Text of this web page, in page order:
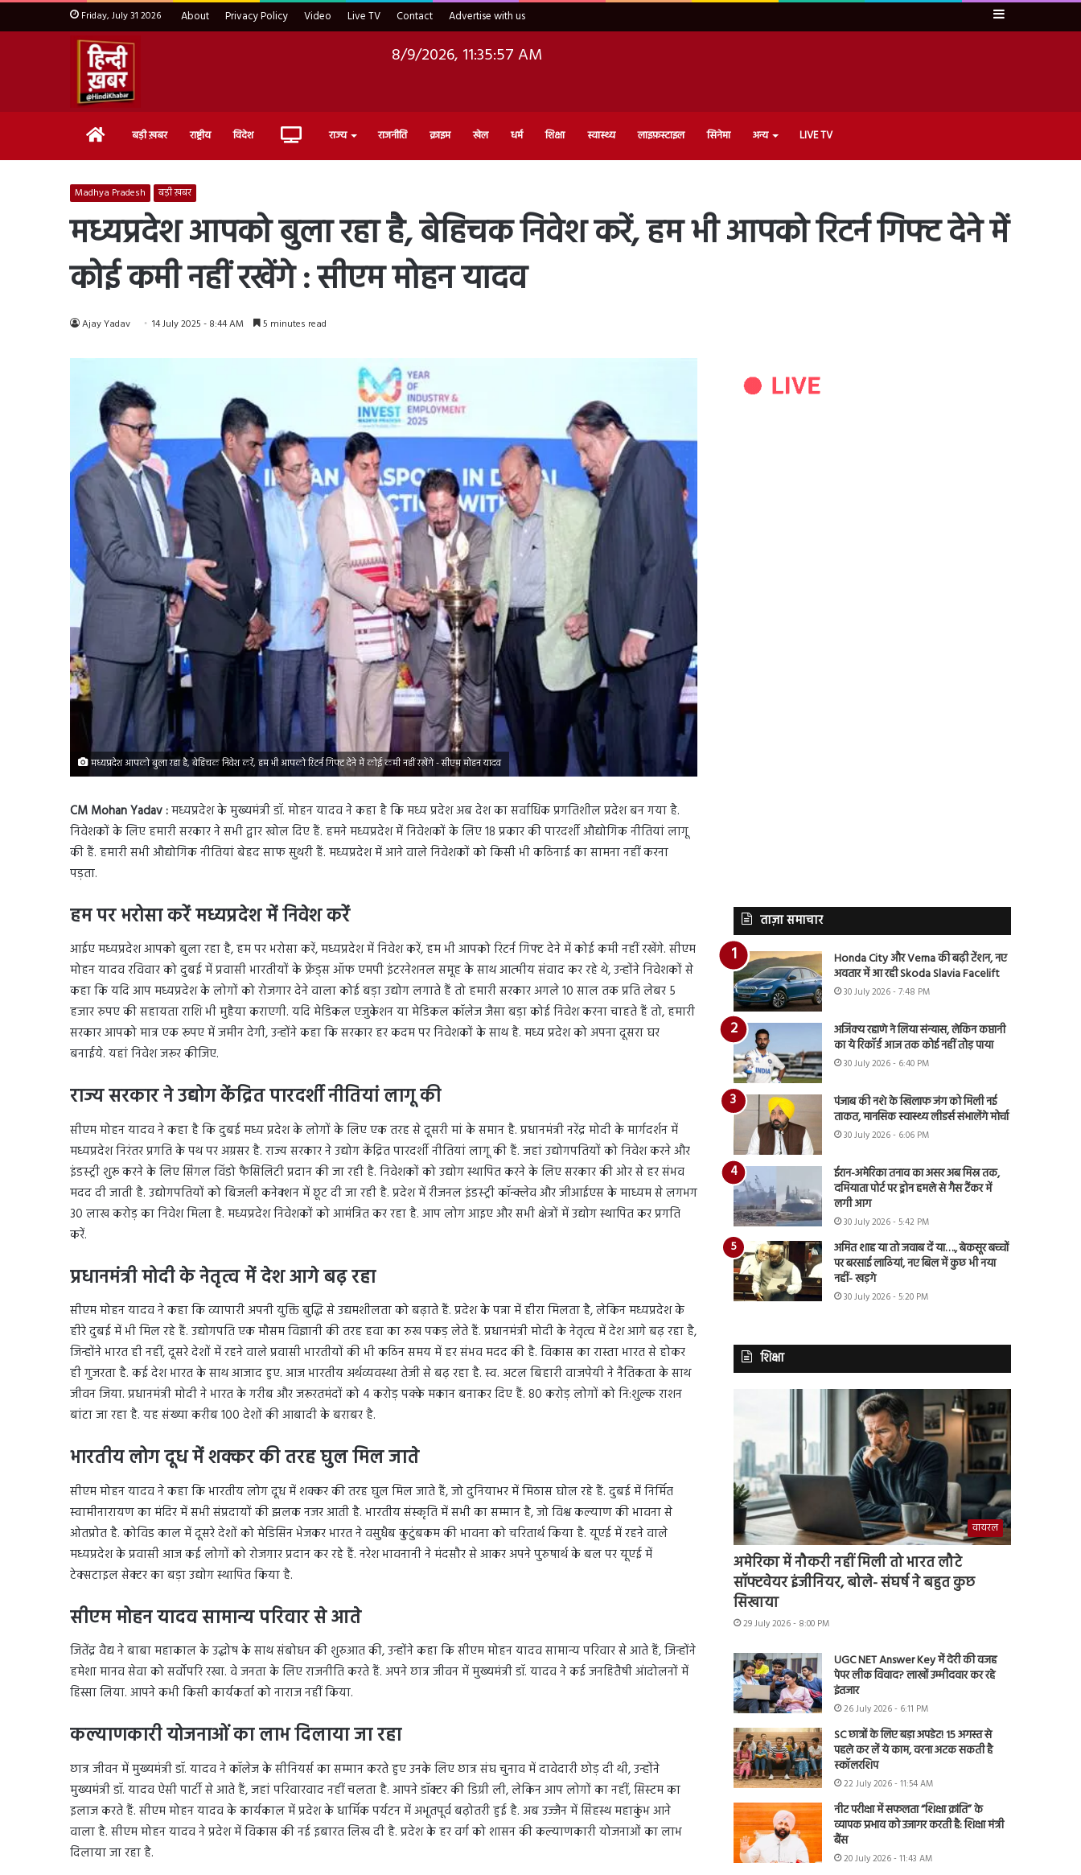
Friday, July 31 2026 About Privacy Policy Video Live TV Contact Advertise with us Sidebar
8/9/2026, 11:35:59 AM
Home बड़ी ख़बर राष्ट्रीय विदेश Live राज्य राजनीति क्राइम खेल धर्म शिक्षा स्वास्थ्य लाइफ़स्टाइल सिनेमा अन्य LIVE TV
Madhya Pradesh बड़ी ख़बर
मध्यप्रदेश आपको बुला रहा है, बेहिचक निवेश करें, हम भी आपको रिटर्न गिफ्ट देने में
कोई कमी नहीं रखेंगे : सीएम मोहन यादव
Ajay Yadav 14 July 2025 - 8:44 AM 5 minutes read
मध्यप्रदेश आपको बुला रहा है, बेहिचक निवेश करें, हम भी आपको रिटर्न गिफ्ट देने में कोई कमी नहीं रखेंगे - सीएम मोहन यादव
CM Mohan Yadav :मध्यप्रदेश के मुख्यमंत्री डॉ. मोहन यादव ने कहा है कि मध्य प्रदेश अब देश का सर्वाधिक प्रगतिशील प्रदेश बन गया है.
निवेशकों के लिए हमारी सरकार ने सभी द्वार खोल दिए हैं. हमने मध्यप्रदेश में निवेशकों के लिए 18 प्रकार की पारदर्शी औद्योगिक नीतियां लागू
की हैं. हमारी सभी औद्योगिक नीतियां बेहद साफ सुथरी हैं. मध्यप्रदेश में आने वाले निवेशकों को किसी भी कठिनाई का सामना नहीं करना
पड़ता.
हम पर भरोसा करें मध्यप्रदेश में निवेश करें
आईए मध्यप्रदेश आपको बुला रहा है, हम पर भरोसा करें, मध्यप्रदेश में निवेश करें, हम भी आपको रिटर्न गिफ्ट देने में कोई कमी नहीं रखेंगे. सीएम
मोहन यादव रविवार को दुबई में प्रवासी भारतीयों के फ्रेंड्स ऑफ एमपी इंटरनेशनल समूह के साथ आत्मीय संवाद कर रहे थे, उन्होंने निवेशकों से
कहा कि यदि आप मध्यप्रदेश के लोगों को रोजगार देने वाला कोई बड़ा उद्योग लगाते हैं तो हमारी सरकार अगले 10 साल तक प्रति लेबर 5
हजार रुपए की सहायता राशि भी मुहैया कराएगी. यदि मेडिकल एजुकेशन या मेडिकल कॉलेज जैसा बड़ा कोई निवेश करना चाहते हैं तो, हमारी
सरकार आपको मात्र एक रूपए में जमीन देगी, उन्होंने कहा कि सरकार हर कदम पर निवेशकों के साथ है. मध्य प्रदेश को अपना दूसरा घर
बनाईये. यहां निवेश जरूर कीजिए.
राज्य सरकार ने उद्योग केंद्रित पारदर्शी नीतियां लागू की
सीएम मोहन यादव ने कहा है कि दुबई मध्य प्रदेश के लोगों के लिए एक तरह से दूसरी मां के समान है. प्रधानमंत्री नरेंद्र मोदी के मार्गदर्शन में
मध्यप्रदेश निरंतर प्रगति के पथ पर अग्रसर है. राज्य सरकार ने उद्योग केंद्रित पारदर्शी नीतियां लागू की हैं. जहां उद्योगपतियों को निवेश करने और
इंडस्ट्री शुरू करने के लिए सिंगल विंडो फैसिलिटी प्रदान की जा रही है. निवेशकों को उद्योग स्थापित करने के लिए सरकार की ओर से हर संभव
मदद दी जाती है. उद्योगपतियों को बिजली कनेक्शन में छूट दी जा रही है. प्रदेश में रीजनल इंडस्ट्री कॉन्क्लेव और जीआईएस के माध्यम से लगभग
30 लाख करोड़ का निवेश मिला है. मध्यप्रदेश निवेशकों को आमंत्रित कर रहा है. आप लोग आइए और सभी क्षेत्रों में उद्योग स्थापित कर प्रगति
करें.
प्रधानमंत्री मोदी के नेतृत्व में देश आगे बढ़ रहा
सीएम मोहन यादव ने कहा कि व्यापारी अपनी युक्ति बुद्धि से उद्यमशीलता को बढ़ाते हैं. प्रदेश के पन्ना में हीरा मिलता है, लेकिन मध्यप्रदेश के
हीरे दुबई में भी मिल रहे हैं. उद्योगपति एक मौसम विज्ञानी की तरह हवा का रुख पकड़ लेते हैं. प्रधानमंत्री मोदी के नेतृत्व में देश आगे बढ़ रहा है,
जिन्होंने भारत ही नहीं, दूसरे देशों में रहने वाले प्रवासी भारतीयों की भी कठिन समय में हर संभव मदद की है. विकास का रास्ता भारत से होकर
ही गुजरता है. कई देश भारत के साथ आजाद हुए. आज भारतीय अर्थव्यवस्था तेजी से बढ़ रहा है. स्व. अटल बिहारी वाजपेयी ने नैतिकता के साथ
जीवन जिया. प्रधानमंत्री मोदी ने भारत के गरीब और जरूरतमंदों को 4 करोड़ पक्के मकान बनाकर दिए हैं. 80 करोड़ लोगों को नि:शुल्क राशन
बांटा जा रहा है. यह संख्या करीब 100 देशों की आबादी के बराबर है.
भारतीय लोग दूध में शक्कर की तरह घुल मिल जाते
सीएम मोहन यादव ने कहा कि भारतीय लोग दूध में शक्कर की तरह घुल मिल जाते हैं, जो दुनियाभर में मिठास घोल रहे हैं. दुबई में निर्मित
स्वामीनारायण का मंदिर में सभी संप्रदायों की झलक नजर आती है. भारतीय संस्कृति में सभी का सम्मान है, जो विश्व कल्याण की भावना से
ओतप्रोत है. कोविड काल में दूसरे देशों को मेडिसिन भेजकर भारत ने वसुधैब कुटुंबकम की भावना को चरितार्थ किया है. यूएई में रहने वाले
मध्यप्रदेश के प्रवासी आज कई लोगों को रोजगार प्रदान कर रहे हैं. नरेश भावनानी ने मंदसौर से आकर अपने पुरुषार्थ के बल पर यूएई में
टेक्सटाइल सेक्टर का बड़ा उद्योग स्थापित किया है.
सीएम मोहन यादव सामान्य परिवार से आते
जितेंद्र वैद्य ने बाबा महाकाल के उद्घोष के साथ संबोधन की शुरुआत की, उन्होंने कहा कि सीएम मोहन यादव सामान्य परिवार से आते हैं, जिन्होंने
हमेशा मानव सेवा को सर्वोपरि रखा. वे जनता के लिए राजनीति करते हैं. अपने छात्र जीवन में मुख्यमंत्री डॉ. यादव ने कई जनहितैषी आंदोलनों में
हिस्सा लिया. आपने कभी किसी कार्यकर्ता को नाराज नहीं किया.
कल्याणकारी योजनाओं का लाभ दिलाया जा रहा
छात्र जीवन में मुख्यमंत्री डॉ. यादव ने कॉलेज के सीनियर्स का सम्मान करते हुए उनके लिए छात्र संघ चुनाव में दावेदारी छोड़ दी थी, उन्होंने
मुख्यमंत्री डॉ. यादव ऐसी पार्टी से आते हैं, जहां परिवारवाद नहीं चलता है. आपने डॉक्टर की डिग्री ली, लेकिन आप लोगों का नहीं, सिस्टम का
इलाज करते हैं. सीएम मोहन यादव के कार्यकाल में प्रदेश के धार्मिक पर्यटन में अभूतपूर्व बढ़ोतरी हुई है. अब उज्जैन में सिंहस्थ महाकुंभ आने
वाला है. सीएम मोहन यादव ने प्रदेश में विकास की नई इबारत लिख दी है. प्रदेश के हर वर्ग को शासन की कल्याणकारी योजनाओं का लाभ
दिलाया जा रहा है.
ताज़ा समाचार
Honda City और Verna की बढ़ी टेंशन, नए
अवतार में आ रही Skoda Slavia Facelift
30 July 2026 - 7:48 PM
अजिंक्य रहाणे ने लिया संन्यास, लेकिन कप्तानी
का ये रिकॉर्ड आज तक कोई नहीं तोड़ पाया
30 July 2026 - 6:40 PM
पंजाब की नशे के खिलाफ जंग को मिली नई
ताकत, मानसिक स्वास्थ्य लीडर्स संभालेंगे मोर्चा
30 July 2026 - 6:06 PM
ईरान-अमेरिका तनाव का असर अब मिस्र तक,
दमियाता पोर्ट पर ड्रोन हमले से गैस टैंकर में
लगी आग
30 July 2026 - 5:42 PM
अमित शाह या तो जवाब दें या…., बेकसूर बच्चों
पर बरसाई लाठियां, नए बिल में कुछ भी नया
नहीं- खड़गे
30 July 2026 - 5:20 PM
शिक्षा
वायरल
अमेरिका में नौकरी नहीं मिली तो भारत लौटे
सॉफ्टवेयर इंजीनियर, बोले- संघर्ष ने बहुत कुछ
सिखाया
29 July 2026 - 8:00 PM
UGC NET Answer Key में देरी की वजह
पेपर लीक विवाद? लाखों उम्मीदवार कर रहे
इंतजार
26 July 2026 - 6:11 PM
SC छात्रों के लिए बड़ा अपडेट! 15 अगस्त से
पहले कर लें ये काम, वरना अटक सकती है
स्कॉलरशिप
22 July 2026 - 11:54 AM
नीट परीक्षा में सफलता “शिक्षा क्रांति” के
व्यापक प्रभाव को उजागर करती है: शिक्षा मंत्री
बैंस
20 July 2026 - 11:43 AM